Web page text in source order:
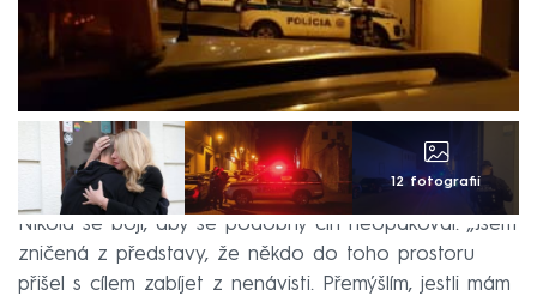
12 fotografií
Nikola se bojí, aby se podobný čin neopakoval. „Jsem
zničená z představy, že někdo do toho prostoru
přišel s cílem zabíjet z nenávisti. Přemýšlím, jestli mám